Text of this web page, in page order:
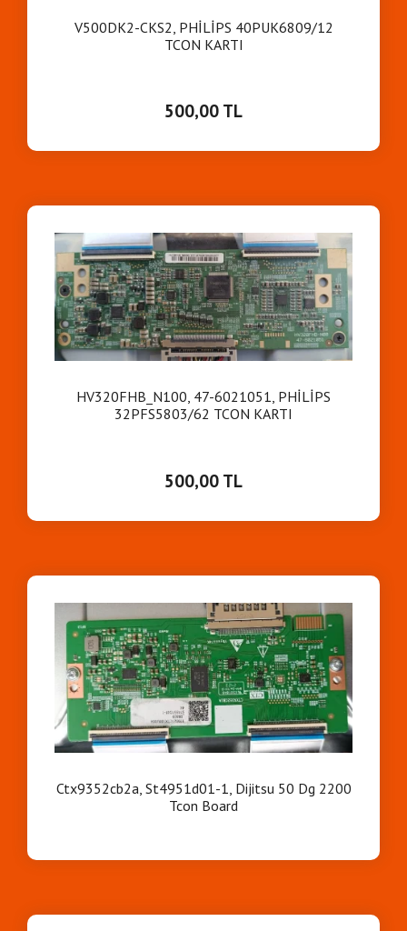
V500DK2-CKS2, PHİLİPS 40PUK6809/12
TCON KARTI
500,00 TL
HV320FHB_N100, 47-6021051, PHİLİPS
32PFS5803/62 TCON KARTI
500,00 TL
Ctx9352cb2a, St4951d01-1, Dijitsu 50 Dg 2200
Tcon Board